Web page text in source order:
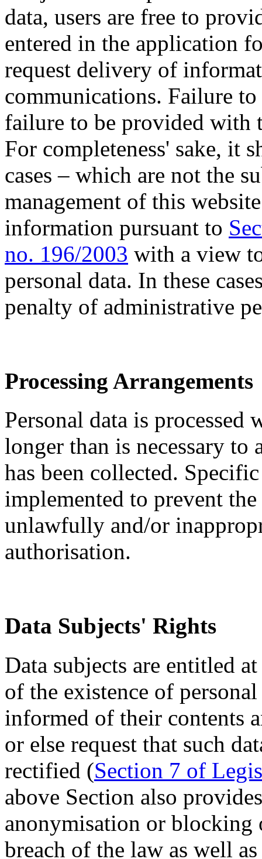
data, users are free to
entered in the application
request delivery of
communications. Failure
failure to be provided with
For completeness' sake, it
cases – which are not the
management of this
information pursuant to
no. 196/2003 with a view
personal data. In these
penalty of administrative
Processing Arrangements
Personal data is processed
longer than is necessary
has been collected.
implemented to prevent
unlawfully and/or
authorisation.
Data Subjects' Rights
Data subjects are entitled
of the existence of
informed of their contents
or else request that such
rectified (Section 7 of
above Section also
anonymisation or blocking
breach of the law as well